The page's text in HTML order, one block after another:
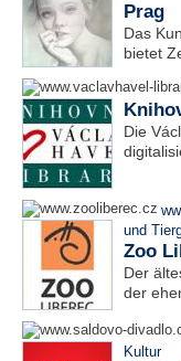
Prag
Das
bietet
Die
und
Zoo
Der
der
Kultur